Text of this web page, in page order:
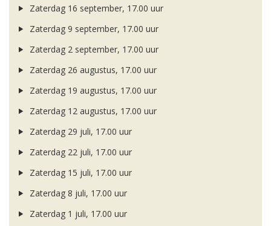
Zaterdag 16 september, 17.00 uur
Zaterdag 9 september, 17.00 uur
Zaterdag 2 september, 17.00 uur
Zaterdag 26 augustus, 17.00 uur
Zaterdag 19 augustus, 17.00 uur
Zaterdag 12 augustus, 17.00 uur
Zaterdag 29 juli, 17.00 uur
Zaterdag 22 juli, 17.00 uur
Zaterdag 15 juli, 17.00 uur
Zaterdag 8 juli, 17.00 uur
Zaterdag 1 juli, 17.00 uur